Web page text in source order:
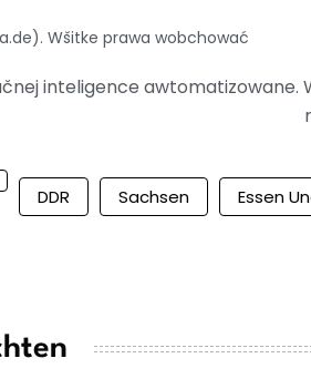
Wšitke prawa wobchować
inteligence awtomatizowane.
DDR Sachsen Essen